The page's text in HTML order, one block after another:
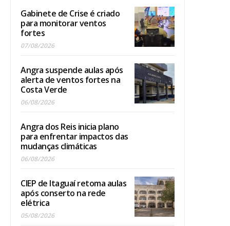
Gabinete de Crise é criado
para monitorar ventos
fortes
07/08/2026
Angra suspende aulas após
alerta de ventos fortes na
Costa Verde
06/08/2026
Angra dos Reis inicia plano
para enfrentar impactos das
mudanças climáticas
06/08/2026
CIEP de Itaguaí retoma aulas
após conserto na rede
elétrica
05/08/2026